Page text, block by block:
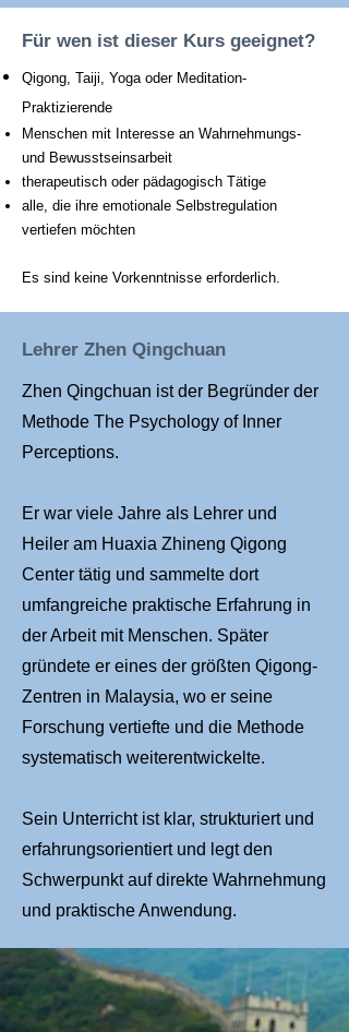
Für wen ist dieser Kurs geeignet?
Qigong, Taiji, Yoga oder Meditation-
Praktizierende
Menschen mit Interesse an Wahrnehmungs-
und Bewusstseinsarbeit
therapeutisch oder pädagogisch Tätige
alle, die ihre emotionale Selbstregulation
vertiefen möchten
Es sind keine Vorkenntnisse erforderlich.
Lehrer Zhen Qingchuan
Zhen Qingchuan ist der Begründer der
Methode The Psychology of Inner
Perceptions.
Er war viele Jahre als Lehrer und
Heiler am Huaxia Zhineng Qigong
Center tätig und sammelte dort
umfangreiche praktische Erfahrung in
der Arbeit mit Menschen. Später
gründete er eines der größten Qigong-
Zentren in Malaysia, wo er seine
Forschung vertiefte und die Methode
systematisch weiterentwickelte.
Sein Unterricht ist klar, strukturiert und
erfahrungsorientiert und legt den
Schwerpunkt auf direkte Wahrnehmung
und praktische Anwendung.